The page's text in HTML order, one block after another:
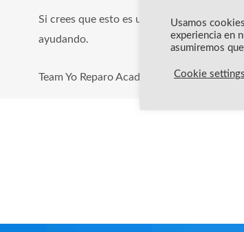
Si crees que esto es un error por favor
ayudando.
Team Yo Reparo Academy 🧡
Usamos
experiencia en
asumiremos
Cookie settings